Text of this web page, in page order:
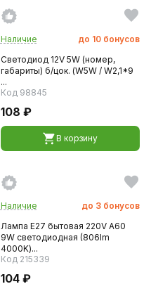
Наличие до 10 бонусов
Светодиод 12V 5W (номер,
габариты) б/цок. (W5W / W2,1*9
...
Код 98845
108 ₽
В корзину
Наличие до 3 бонусов
Лампа Е27 бытовая 220V А60
9W светодиодная (806lm
4000K)...
Код 215339
104 ₽